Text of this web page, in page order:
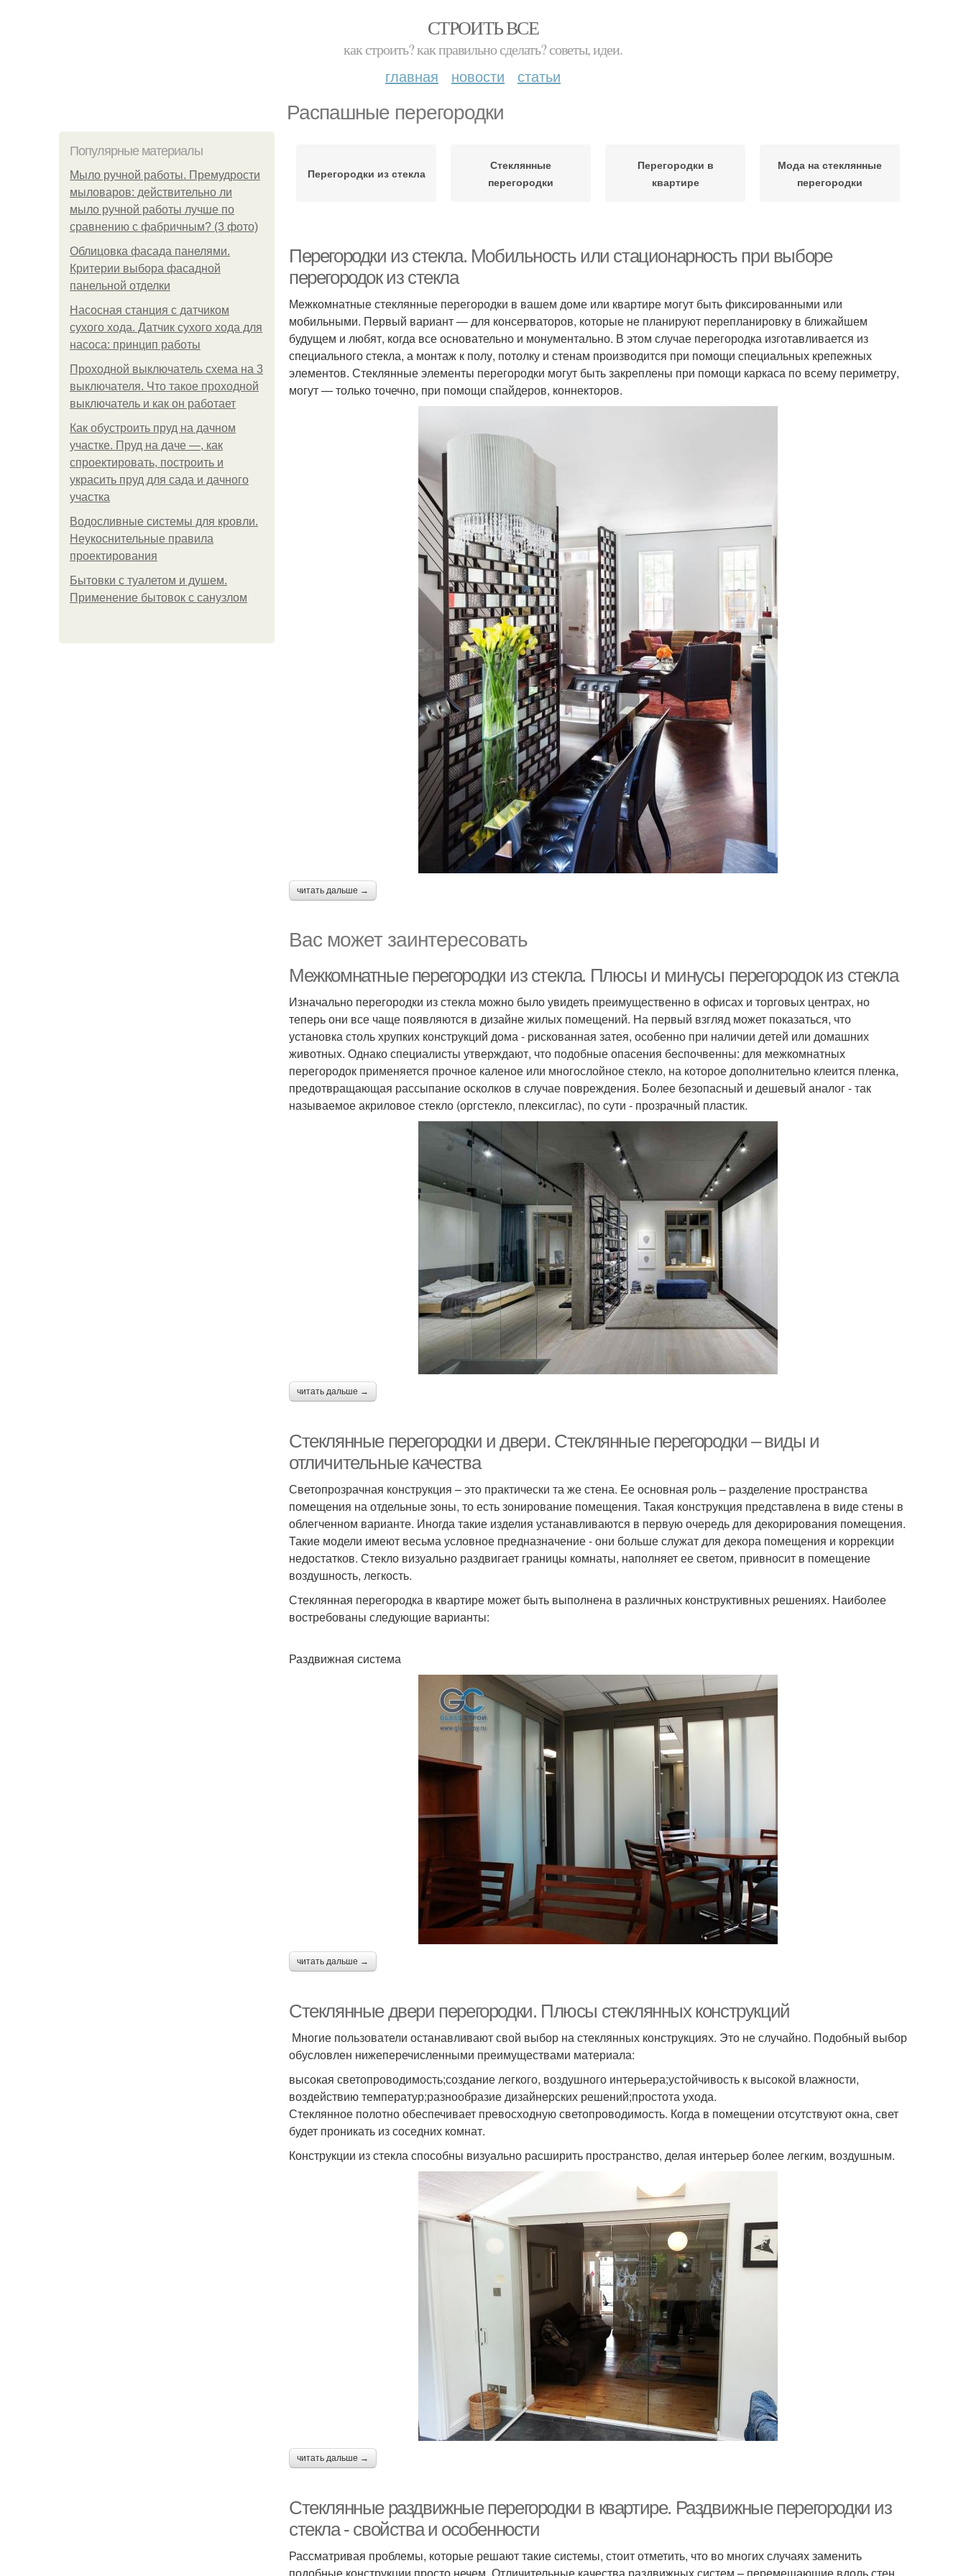
СТРОИТЬ ВСЕ
как строить? как правильно сделать? советы, идеи.
главная новости статьи
Распашные перегородки
Популярные материалы
Мыло ручной работы. Премудрости
мыловаров: действительно ли
мыло ручной работы лучше по
сравнению с фабричным? (3 фото)
Облицовка фасада панелями.
Критерии выбора фасадной
панельной отделки
Насосная станция с датчиком
сухого хода. Датчик сухого хода для
насоса: принцип работы
Проходной выключатель схема на 3
выключателя. Что такое проходной
выключатель и как он работает
Как обустроить пруд на дачном
участке. Пруд на даче —, как
спроектировать, построить и
украсить пруд для сада и дачного
участка
Водосливные системы для кровли.
Неукоснительные правила
проектирования
Бытовки с туалетом и душем.
Применение бытовок с санузлом
Перегородки из стекла
Стеклянные
перегородки
Перегородки в
квартире
Мода на стеклянные
перегородки
Перегородки из стекла. Мобильность или стационарность при выборе
перегородок из стекла
Межкомнатные стеклянные перегородки в вашем доме или квартире могут быть фиксированными или
мобильными. Первый вариант — для консерваторов, которые не планируют перепланировку в ближайшем
будущем и любят, когда все основательно и монументально. В этом случае перегородка изготавливается из
специального стекла, а монтаж к полу, потолку и стенам производится при помощи специальных крепежных
элементов. Стеклянные элементы перегородки могут быть закреплены при помощи каркаса по всему периметру,
могут — только точечно, при помощи спайдеров, коннекторов.
читать дальше →
Вас может заинтересовать
Межкомнатные перегородки из стекла. Плюсы и минусы перегородок из стекла
Изначально перегородки из стекла можно было увидеть преимущественно в офисах и торговых центрах, но
теперь они все чаще появляются в дизайне жилых помещений. На первый взгляд может показаться, что
установка столь хрупких конструкций дома - рискованная затея, особенно при наличии детей или домашних
животных. Однако специалисты утверждают, что подобные опасения беспочвенны: для межкомнатных
перегородок применяется прочное каленое или многослойное стекло, на которое дополнительно клеится пленка,
предотвращающая рассыпание осколков в случае повреждения. Более безопасный и дешевый аналог - так
называемое акриловое стекло (оргстекло, плексиглас), по сути - прозрачный пластик.
читать дальше →
Стеклянные перегородки и двери. Стеклянные перегородки – виды и
отличительные качества
Светопрозрачная конструкция – это практически та же стена. Ее основная роль – разделение пространства
помещения на отдельные зоны, то есть зонирование помещения. Такая конструкция представлена в виде стены в
облегченном варианте. Иногда такие изделия устанавливаются в первую очередь для декорирования помещения.
Такие модели имеют весьма условное предназначение - они больше служат для декора помещения и коррекции
недостатков. Стекло визуально раздвигает границы комнаты, наполняет ее светом, привносит в помещение
воздушность, легкость.
Стеклянная перегородка в квартире может быть выполнена в различных конструктивных решениях. Наиболее
востребованы следующие варианты:
Раздвижная система
читать дальше →
Стеклянные двери перегородки. Плюсы стеклянных конструкций
Многие пользователи останавливают свой выбор на стеклянных конструкциях. Это не случайно. Подобный выбор
обусловлен нижеперечисленными преимуществами материала:
высокая светопроводимость;создание легкого, воздушного интерьера;устойчивость к высокой влажности,
воздействию температур;разнообразие дизайнерских решений;простота ухода.
Стеклянное полотно обеспечивает превосходную светопроводимость. Когда в помещении отсутствуют окна, свет
будет проникать из соседних комнат.
Конструкции из стекла способны визуально расширить пространство, делая интерьер более легким, воздушным.
читать дальше →
Стеклянные раздвижные перегородки в квартире. Раздвижные перегородки из
стекла - свойства и особенности
Рассматривая проблемы, которые решают такие системы, стоит отметить, что во многих случаях заменить